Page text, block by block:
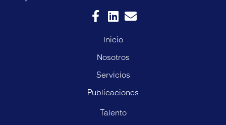
Inicio
Nosotros
Servicios
Publicaciones
Talento